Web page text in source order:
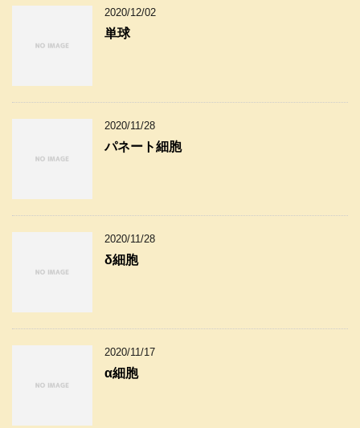
2020/12/02
単球
2020/11/28
パネート細胞
2020/11/28
δ細胞
2020/11/17
α細胞